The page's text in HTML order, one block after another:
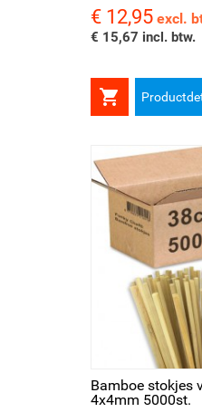
Prijs
€ 12,95 excl.
€ 15,67 incl. btw.

Bamboe stokjes
4x4mm 5000st.